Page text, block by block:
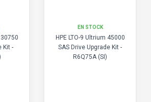
30750
Kit -
EN STOCK
HPE LTO-9 Ultrium 45000
SAS Drive Upgrade Kit -
R6Q75A (SI)